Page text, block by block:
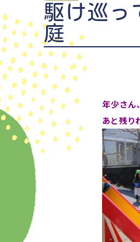
駆け巡っ
庭
年少さん
あと残り